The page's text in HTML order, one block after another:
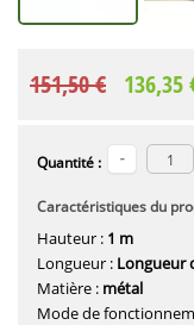
151,50 € 136,35
Quantité :
Caractéristiques du
Hauteur : 1 m
Longueur : Longueur
Matière : métal
Mode de